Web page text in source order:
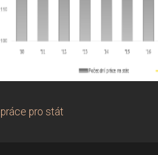
práce pro stát